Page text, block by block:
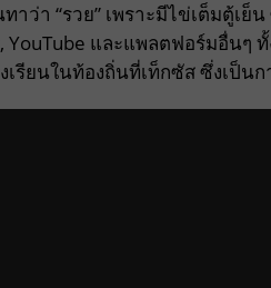
ว่า “รวย” เพราะมีไข่เต็มตู้เ
YouTube และแพลตฟอร์มอื่นๆ
รียนในท้องถิ่นที่เท็กซัส ซึ่งเป็